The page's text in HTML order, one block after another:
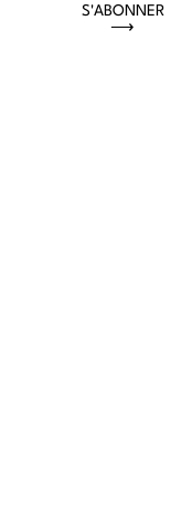
S'ABONNER
⟶